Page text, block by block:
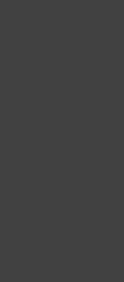
da sie sehr
25 x 30 cm.